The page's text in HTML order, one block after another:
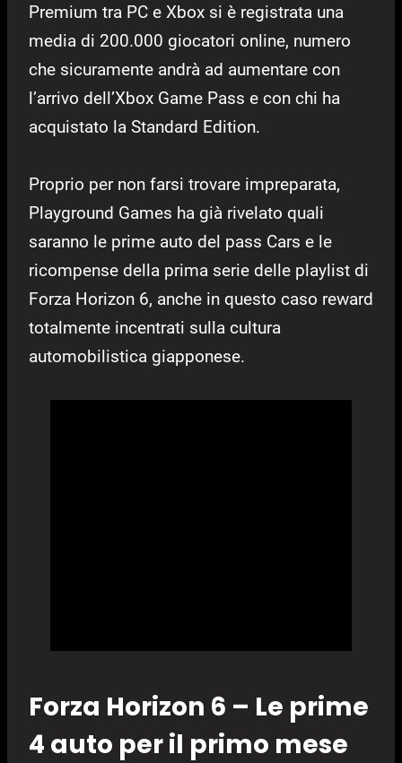
Premium tra PC e Xbox si è registrata una
media di 200.000 giocatori online, numero
che sicuramente andrà ad aumentare con
l’arrivo dell’Xbox Game Pass e con chi ha
acquistato la Standard Edition.
Proprio per non farsi trovare impreparata,
Playground Games ha già rivelato quali
saranno le prime auto del pass Cars e le
ricompense della prima serie delle playlist di
Forza Horizon 6, anche in questo caso reward
totalmente incentrati sulla cultura
automobilistica giapponese.
Forza Horizon 6 – Le prime
4 auto per il primo mese